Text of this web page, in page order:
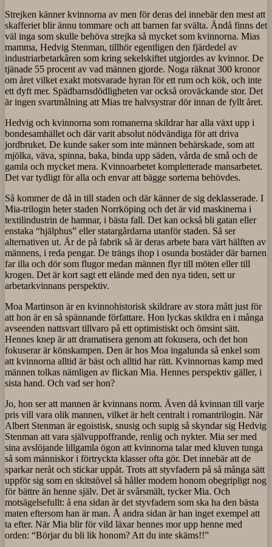
Strejken känner kvinnorna av men för deras del innebär den mest att
skafferiet blir ännu tommare och att barnen far svälta. Ändå finns det
väl inga som skulle behöva strejka så mycket som kvinnorna. Mias
mamma, Hedvig Stenman, tillhör egentligen den fjärdedel av
industriarbetarkåren som kring sekelskiftet utgjordes av kvinnor. De
tjänade 55 procent av vad männen gjorde. Noga räknat 300 kronor
om året vilket exakt motsvarade hyran för ett rum och kök, och inte
ett dyft mer. Spädbarnsdödligheten var också oroväckande stor. Det
är ingen svartmålning att Mias tre halvsystrar dör innan de fyllt året.
Hedvig och kvinnorna som romanerna skildrar har alla växt upp i
bondesamhället och där varit absolut nödvändiga för att driva
jordbruket. De kunde saker som inte männen behärskade, som att
mjölka, väva, spinna, baka, binda upp säden, vårda de små och de
gamla och mycket mera. Kvinnoarbetet kompletterade mansarbetet.
Det var tydligt för alla och envar att bägge sorterna behövdes.
Så kommer de då in till staden och där känner de sig deklasserade. I
Mia-trilogin heter staden Norrköping och det är vid maskinerna i
textilindustrin de hamnar, i bästa fall. Det kan också bli gatan eller
enstaka “hjälphus” eller statargårdarna utanför staden. Så ser
alternativen ut. Är de på fabrik så är deras arbete bara värt hälften av
männens, i reda pengar. De trängs ihop i osunda bostäder där barnen
far illa och dör som flugor medan männen flyr till möten eller till
krogen. Det är kort sagt ett elände med den nya tiden, sett ur
arbetarkvinnans perspektiv.
Moa Martinson är en kvinnohistorisk skildrare av stora mått just för
att hon är en så spännande författare. Hon lyckas skildra en i många
avseenden nattsvart tillvaro på ett optimistiskt och ömsint sätt.
Hennes knep är att dramatisera genom att fokusera, och det hon
fokuserar är könskampen. Den är hos Moa ingalunda så enkel som
att kvinnorna alltid är bäst och alltid har rätt. Kvinnornas kamp med
männen tolkas nämligen av flickan Mia. Hennes perspektiv gäller, i
sista hand. Och vad ser hon?
Jo, hon ser att mannen är kvinnans norm. Även då kvinnan till varje
pris vill vara olik mannen, vilket är helt centralt i romantrilogin. När
Albert Stenman är egoistisk, snusig och supig så skyndar sig Hedvig
Stenman att vara självuppoffrande, renlig och nykter. Mia ser med
sina avslöjande lillgamla ögon att kvinnorna talar med kluven tunga
så som människor i förtryckta klasser ofta gör. Det innebär att de
sparkar neråt och stickar uppåt. Trots att styvfadern på så många sätt
uppför sig som en skitstövel så håller modem honom obegripligt nog
för bättre än henne själv. Det är svårsmält, tycker Mia. Och
motsägelsefullt: å ena sidan är det styvfadern som ska ha den bästa
maten eftersom han är man. Å andra sidan är han inget exempel att
ta efter. När Mia blir för vild läxar hennes mor upp henne med
orden: “Börjar du bli lik honom? Att du inte skäms!!”